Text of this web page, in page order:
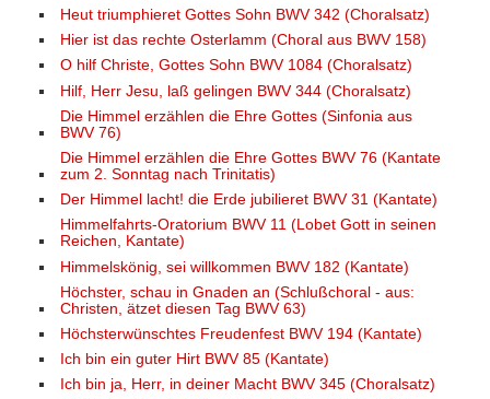
Heut triumphieret Gottes Sohn BWV 342 (Choralsatz)
Hier ist das rechte Osterlamm (Choral aus BWV 158)
O hilf Christe, Gottes Sohn BWV 1084 (Choralsatz)
Hilf, Herr Jesu, laß gelingen BWV 344 (Choralsatz)
Die Himmel erzählen die Ehre Gottes (Sinfonia aus
BWV 76)
Die Himmel erzählen die Ehre Gottes BWV 76 (Kantate
zum 2. Sonntag nach Trinitatis)
Der Himmel lacht! die Erde jubilieret BWV 31 (Kantate)
Himmelfahrts-Oratorium BWV 11 (Lobet Gott in seinen
Reichen, Kantate)
Himmelskönig, sei willkommen BWV 182 (Kantate)
Höchster, schau in Gnaden an (Schlußchoral - aus:
Christen, ätzet diesen Tag BWV 63)
Höchsterwünschtes Freudenfest BWV 194 (Kantate)
Ich bin ein guter Hirt BWV 85 (Kantate)
Ich bin ja, Herr, in deiner Macht BWV 345 (Choralsatz)